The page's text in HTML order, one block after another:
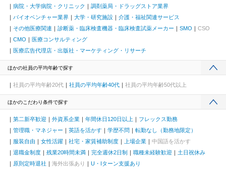
病院・大学病院・クリニック
調剤薬局・ドラッグストア業界
バイオベンチャー業界
大学・研究施設
介護・福祉関連サービス
その他医療関連
診断薬・臨床検査機器・臨床検査試薬メーカー SMO
CSO
CMO
医療コンサルティング
医療広告代理店・出版社・マーケティング・リサーチ
ほかの社員の平均年齢で探す
社員の平均年齢20代 社員の平均年齢40代 社員の平均年齢50代以上
ほかのこだわり条件で探す
第二新卒歓迎 外資系企業 年間休日120日以上
フレックス勤務
管理職・マネジャー
英語を活かす 学歴不問
転勤なし（勤務地限定）
服装自由
女性活躍 社宅・家賃補助制度 上場企業
中国語を活かす
退職金制度
残業20時間未満 完全週休2日制 職種未経験歓迎
土日祝休み
原則定時退社
海外出張あり U・Iターン支援あり